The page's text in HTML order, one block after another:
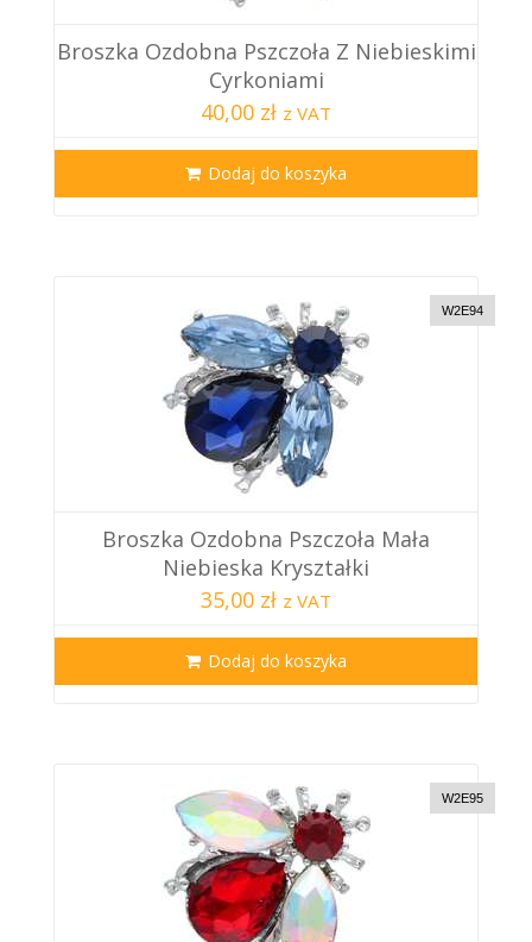
Broszka Ozdobna Pszczoła Z Niebieskimi
Cyrkoniami
40,00 zł z VAT
Dodaj do koszyka
W2E94
Broszka Ozdobna Pszczoła Mała
Niebieska Kryształki
35,00 zł z VAT
Dodaj do koszyka
W2E95